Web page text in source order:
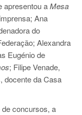
apresentou aMesa
Ana
do
Alexandra
Eugénio de
; Filipe Venade,
docente da Casa
concursos, a